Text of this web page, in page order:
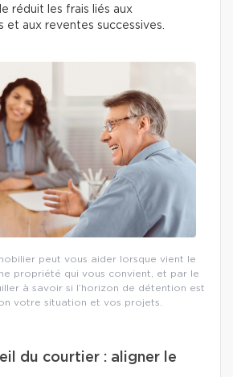
réduit les frais liés aux
et aux reventes successives.
peut vous aider lorsque vient le
propriété qui vous convient, et par le
à savoir si l’horizon de détention est
votre situation et vos projets.
du courtier : aligner le